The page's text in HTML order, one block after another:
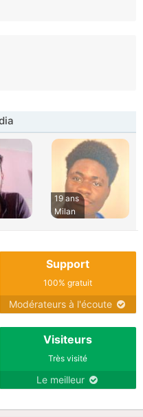
19 ans
Milan
Support
100% gratuit
Modérateurs à l'écoute
Visiteurs
Très visité
Le meilleur